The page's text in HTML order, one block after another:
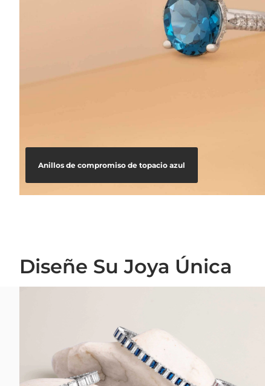
Anillos de compromiso de topacio azul
Diseñe Su Joya Única